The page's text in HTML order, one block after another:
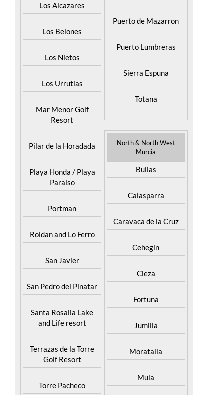
Los Alcazares
Los Belones
Los Nietos
Los Urrutias
Mar Menor Golf
Resort
Pilar de la Horadada
Playa Honda / Playa
Paraiso
Portman
Roldan and Lo Ferro
San Javier
San Pedro del Pinatar
Santa Rosalia Lake
and Life resort
Terrazas de la Torre
Golf Resort
Torre Pacheco
Puerto de Mazarron
Puerto Lumbreras
Sierra Espuna
Totana
North & North West
Murcia
Bullas
Calasparra
Caravaca de la Cruz
Cehegin
Cieza
Fortuna
Jumilla
Moratalla
Mula